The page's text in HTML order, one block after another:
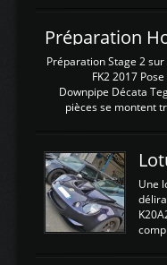
dans
La
est
Préparation Stage 2 sur
FK2 2017
Downpipe Décata
pièces se montent
légere découpe
negénant en
reprogrammation
calculateur
économique au
d'origine
Une